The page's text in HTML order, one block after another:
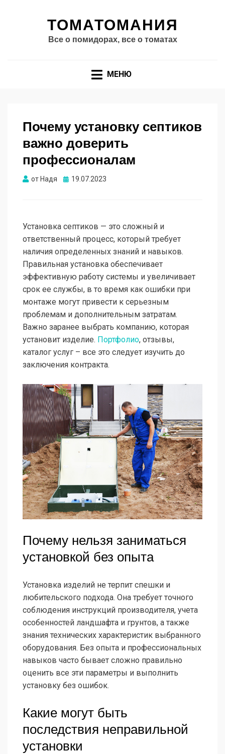
ТОМАТОМАНИЯ
Все о помидорах, все о томатах
МЕНЮ
Почему установку септиков
важно доверить
профессионалам
от Надя Опубликовано
19.07.2023
Установка септиков — это сложный и
ответственный процесс, который требует
наличия определенных знаний и навыков.
Правильная установка обеспечивает
эффективную работу системы и увеличивает
срок ее службы, в то время как ошибки при
монтаже могут привести к серьезным
проблемам и дополнительным затратам.
Важно заранее выбрать компанию, которая
установит изделие. Портфолио, отзывы,
каталог услуг – все это следует изучить до
заключения контракта.
Почему нельзя заниматься
установкой без опыта
Установка изделий не терпит спешки и
любительского подхода. Она требует точного
соблюдения инструкций производителя, учета
особенностей ландшафта и грунтов, а также
знания технических характеристик выбранного
оборудования. Без опыта и профессиональных
навыков часто бывает сложно правильно
оценить все эти параметры и выполнить
установку без ошибок.
Какие могут быть
последствия неправильной
установки